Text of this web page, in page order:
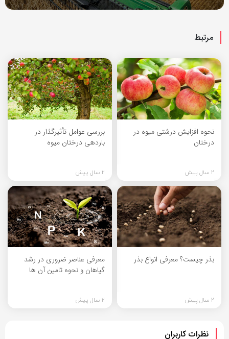
مرتبط
نحوه افزایش درشتی میوه در
درختان
2 سال پیش
بررسی عوامل تأثیرگذار در
باردهی درختان میوه
2 سال پیش
بذر چیست؟ معرفی انواع بذر
2 سال پیش
معرفی عناصر ضروری در رشد
گیاهان و نحوه تامین آن ها
2 سال پیش
نظرات کاربران